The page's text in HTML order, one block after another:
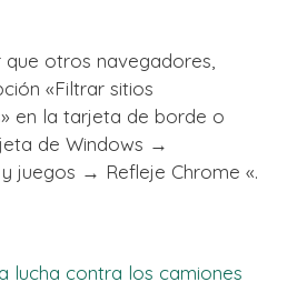
que otros navegadores,
«Filtrar sitios
en la tarjeta de borde o
de Windows →
juegos → Refleje Chrome «.
lucha contra los camiones